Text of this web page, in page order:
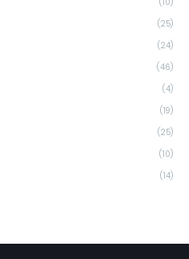
(25)
(24)
(46)
(4)
(19)
(25)
(10)
(14)